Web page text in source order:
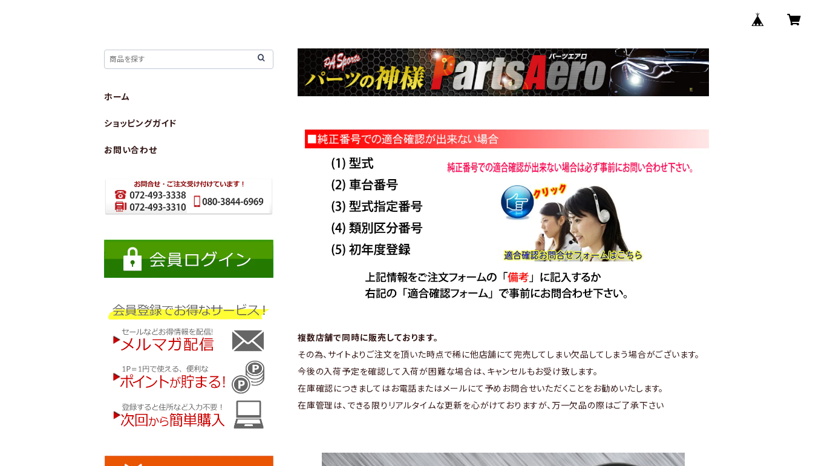
複数店舗で同時に販売しております。
その為、サイトよりご注文を頂いた時点で稀に他店舗にて完売してしまい欠品してしまう場合がございます。
今後の入荷予定を確認して入荷が困難な場合は、キャンセルもお受け致します。
在庫確認につきましてはお電話またはメールにて予めお問合せいただくことをお勧めいたします。
在庫管理は、できる限りリアルタイムな更新を心がけておりますが、万一欠品の際はご了承下さい
ホーム
ショッピングガイド
お問い合わせ